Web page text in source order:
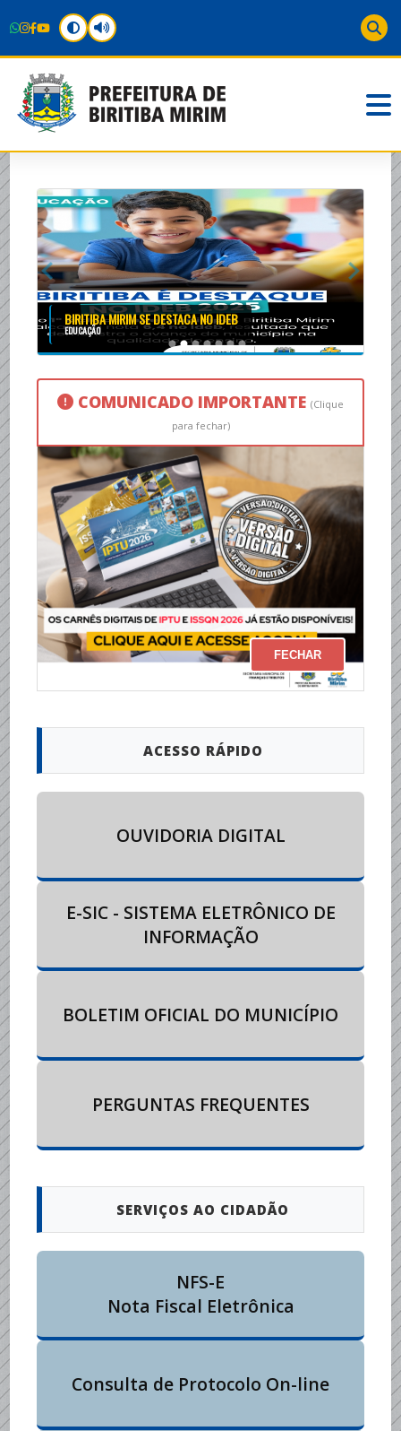
BIRITIBA MIRIM SE DESTACA NO IDEB
EDUCAÇÃO
COMUNICADO IMPORTANTE (Clique
para fechar)
FECHAR
ACESSO RÁPIDO
OUVIDORIA DIGITAL
E-SIC - SISTEMA ELETRÔNICO DE
INFORMAÇÃO
BOLETIM OFICIAL DO MUNICÍPIO
PERGUNTAS FREQUENTES
SERVIÇOS AO CIDADÃO
NFS-E
Nota Fiscal Eletrônica
Consulta de Protocolo On-line